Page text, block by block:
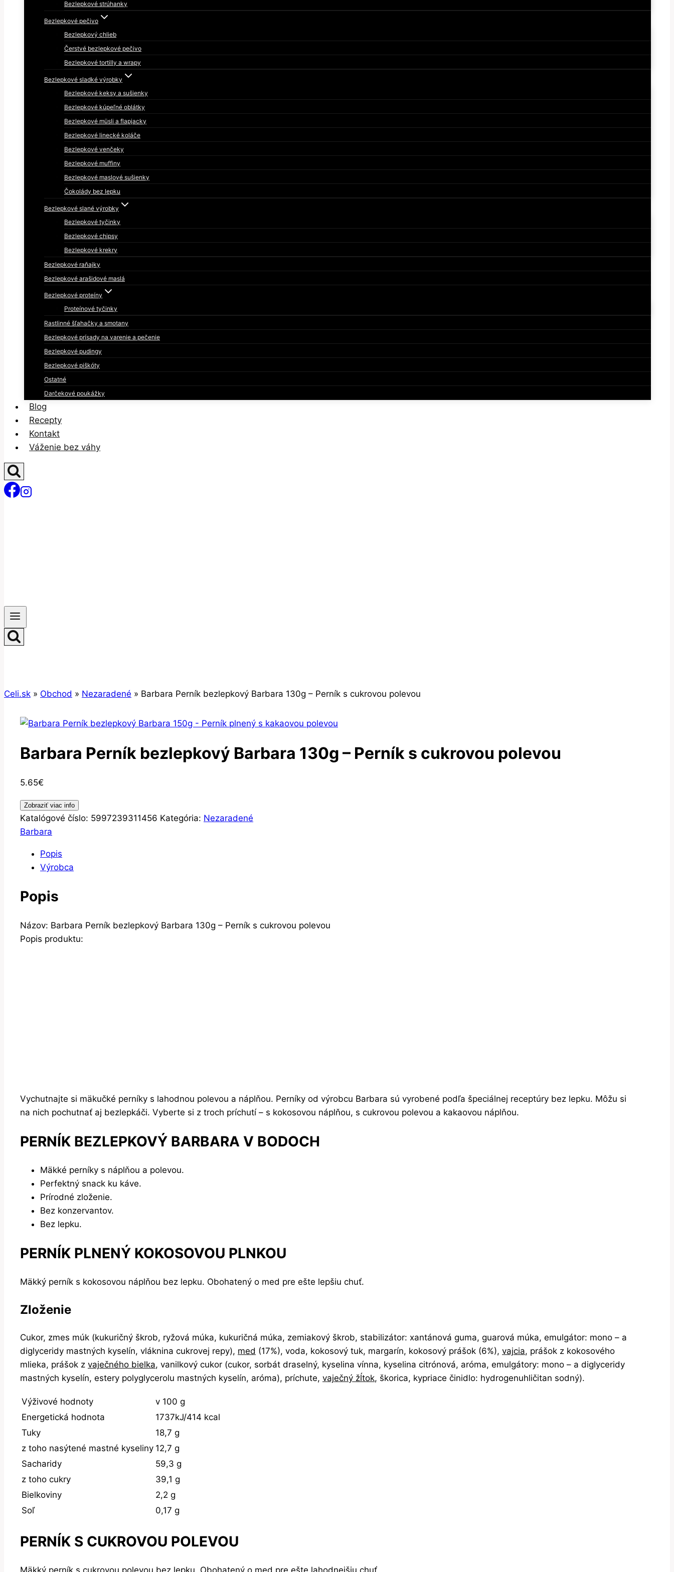
Bezlepkové strúhanky
Bezlepkové pečivo
Bezlepkový chlieb
Čerstvé bezlepkové pečivo
Bezlepkové tortilly a wrapy
Bezlepkové sladké výrobky
Bezlepkové keksy a sušienky
Bezlepkové kúpeľné oblátky
Bezlepkové müsli a flapjacky
Bezlepkové linecké koláče
Bezlepkové venčeky
Bezlepkové muffiny
Bezlepkové maslové sušienky
Čokolády bez lepku
Bezlepkové slané výrobky
Bezlepkové tyčinky
Bezlepkové chipsy
Bezlepkové krekry
Bezlepkové raňajky
Bezlepkové arašidové maslá
Bezlepkové proteíny
Proteínové tyčinky
Rastlinné šľahačky a smotany
Bezlepkové prísady na varenie a pečenie
Bezlepkové pudingy
Bezlepkové piškóty
Ostatné
Darčekové poukážky
Blog
Recepty
Kontakt
Váženie bez váhy
Celi.sk » Obchod » Nezaradené » Barbara Perník bezlepkový Barbara 130g – Perník s cukrovou polevou
Barbara Perník bezlepkový Barbara 130g – Perník s cukrovou polevou
5.65€
Zobraziť viac info
Katalógové číslo: 5997239311456 Kategória: Nezaradené
Barbara
Popis
Výrobca
Popis
Názov: Barbara Perník bezlepkový Barbara 130g – Perník s cukrovou polevou
Popis produktu:
Vychutnajte si mäkučké perníky s lahodnou polevou a náplňou. Perníky od výrobcu Barbara sú vyrobené podľa špeciálnej receptúry bez lepku. Môžu si
na nich pochutnať aj bezlepkáči. Vyberte si z troch príchutí – s kokosovou náplňou, s cukrovou polevou a kakaovou náplňou.
PERNÍK BEZLEPKOVÝ BARBARA V BODOCH
Mäkké perníky s náplňou a polevou.
Perfektný snack ku káve.
Prírodné zloženie.
Bez konzervantov.
Bez lepku.
PERNÍK PLNENÝ KOKOSOVOU PLNKOU
Mäkký perník s kokosovou náplňou bez lepku. Obohatený o med pre ešte lepšiu chuť.
Zloženie
Cukor, zmes múk (kukuričný škrob, ryžová múka, kukuričná múka, zemiakový škrob, stabilizátor: xantánová guma, guarová múka, emulgátor: mono – a
diglyceridy mastných kyselín, vláknina cukrovej repy), med (17%), voda, kokosový tuk, margarín, kokosový prášok (6%), vajcia, prášok z kokosového
mlieka, prášok z vaječného bielka, vanilkový cukor (cukor, sorbát draselný, kyselina vínna, kyselina citrónová, aróma, emulgátory: mono – a diglyceridy
mastných kyselín, estery polyglycerolu mastných kyselín, aróma), príchute, vaječný žĺtok, škorica, kypriace činidlo: hydrogenuhličitan sodný).
Výživové hodnoty
v 100 g
Energetická hodnota
1737kJ/414 kcal
Tuky
18,7 g
z toho nasýtené mastné kyseliny 12,7 g
Sacharidy
59,3 g
z toho cukry
39,1 g
Bielkoviny
2,2 g
Soľ
0,17 g
PERNÍK S CUKROVOU POLEVOU
Mäkký perník s cukrovou polevou bez lepku. Obohatený o med pre ešte lahodnejšiu chuť.